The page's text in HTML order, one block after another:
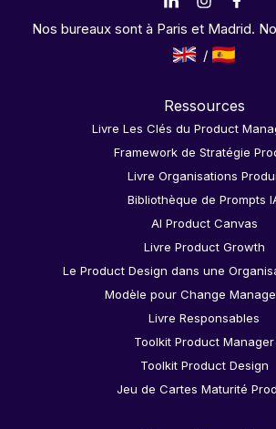
Nos bureaux sont à Paris et Madrid.
Ressources
Livre Les Clés du Product
Framework de Stratégie
Livre Organisations
Bibliothèque de Prompts
AI Product Canvas
Livre Product Growth
Le Product Design dans une
Modèle pour Change
Livre Responsables
Toolkit Product Manager
Toolkit Product Design
Jeu de Cartes Maturité